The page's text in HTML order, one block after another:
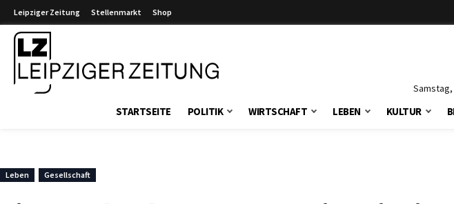
Leipziger Zeitung Stellenmarkt Shop
Samstag,
STARTSEITE POLITIK WIRTSCHAFT LEBEN KULTUR
Leben Gesellschaft